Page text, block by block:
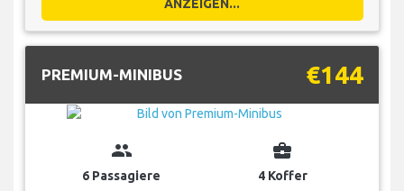
ANZEIGEN...
PREMIUM-MINIBUS €144
group
6 Passagiere
business_center
4 Koffer